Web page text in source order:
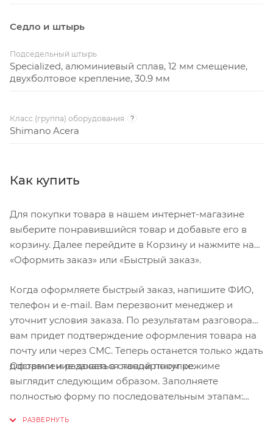
Седло и штырь
Подседельный штырь
Specialized, алюминиевый сплав, 12 мм смещение,
двухболтовое крепление, 30.9 мм
Класс (группа) оборудования ?
Shimano Acera
Как купить
Для покупки товара в нашем интернет-магазине
выберите понравившийся товар и добавьте его в
корзину. Далее перейдите в Корзину и нажмите на
«Оформить заказ» или «Быстрый заказ».
Когда оформляете быстрый заказ, напишите ФИО,
телефон и e-mail. Вам перезвонит менеджер и
уточнит условия заказа. По результатам разговора
вам придет подтверждение оформления товара на
почту или через СМС. Теперь останется только ждать
доставки и радоваться новой покупке.
Оформление заказа в стандартном режиме
выглядит следующим образом. Заполняете
полностью форму по последовательным этапам: